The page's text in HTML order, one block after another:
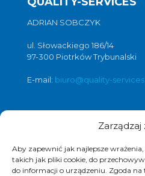
Zarządzaj
Aby zapewnić jak najlepsze
takich jak pliki cookie, do
do informacji o urządzeniu. Zgoda
ADRIAN SOBCZYK
ul. Słowackiego 186/14
97-300 Piotrków Trybunalski
E-mail: biuro@quality-
Oferta usług
czyszczenie posadzek
czyszczenie posadzek